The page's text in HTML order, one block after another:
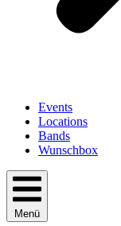
Events
Locations
Bands
Wunschbox
Menü